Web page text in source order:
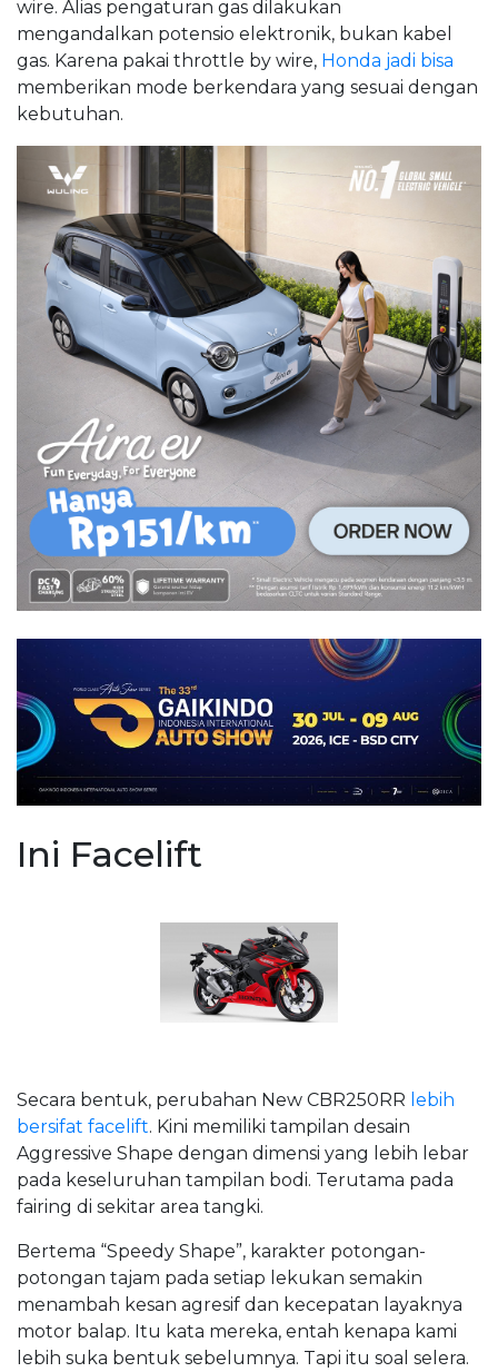
wire. Alias pengaturan gas dilakukan
mengandalkan potensio elektronik, bukan kabel
gas. Karena pakai throttle by wire, Honda jadi bisa
memberikan mode berkendara yang sesuai dengan
kebutuhan.
Ini Facelift
Secara bentuk, perubahan New CBR250RR lebih
bersifat facelift. Kini memiliki tampilan desain
Aggressive Shape dengan dimensi yang lebih lebar
pada keseluruhan tampilan bodi. Terutama pada
fairing di sekitar area tangki.
Bertema “Speedy Shape”, karakter potongan-
potongan tajam pada setiap lekukan semakin
menambah kesan agresif dan kecepatan layaknya
motor balap. Itu kata mereka, entah kenapa kami
lebih suka bentuk sebelumnya. Tapi itu soal selera.